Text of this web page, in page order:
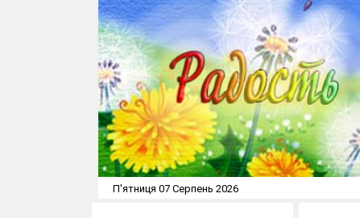
П'ятниця 07 Серпень 2026